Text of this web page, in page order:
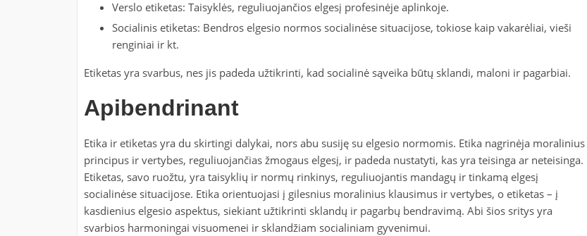
Verslo etiketas: Taisyklės, reguliuojančios elgesį profesinėje aplinkoje.
Socialinis etiketas: Bendros elgesio normos socialinėse situacijose, tokiose kaip vakarėliai, vieši
renginiai ir kt.
Etiketas yra svarbus, nes jis padeda užtikrinti, kad socialinė sąveika būtų sklandi, maloni ir pagarbiai.
Apibendrinant
Etika ir etiketas yra du skirtingi dalykai, nors abu susiję su elgesio normomis. Etika nagrinėja moralinius
principus ir vertybes, reguliuojančias žmogaus elgesį, ir padeda nustatyti, kas yra teisinga ar neteisinga.
Etiketas, savo ruožtu, yra taisyklių ir normų rinkinys, reguliuojantis mandagų ir tinkamą elgesį
socialinėse situacijose. Etika orientuojasi į gilesnius moralinius klausimus ir vertybes, o etiketas – į
kasdienius elgesio aspektus, siekiant užtikrinti sklandų ir pagarbų bendravimą. Abi šios sritys yra
svarbios harmoningai visuomenei ir sklandžiam socialiniam gyvenimui.